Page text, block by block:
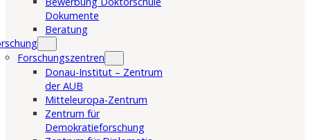
Dokumente
Beratung
Forschungszentren
Donau-Institut – Zentrum
der AUB
Mitteleuropa-Zentrum
Zentrum für
Demokratieforschung